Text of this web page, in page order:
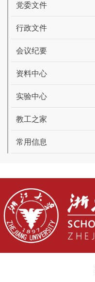
党委文件
行政文件
会议纪要
资料中心
实验中心
教工之家
常用信息